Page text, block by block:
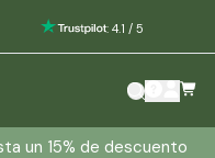
: 4.1 / 5
un 15% de descuento